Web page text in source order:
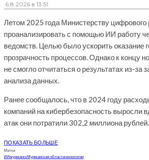
·6.8.2026 в 13:51
Летом 2025 года Министерству цифрового
проанализировать с помощью ИИ работу
ведомств. Целью было ускорить оказание
прозрачность процессов. Однако к концу
не смогло отчитаться о результатах из-за
анализа данных.
Ранее сообщалось, что в 2024 году
компаний на кибербезопасность выросли
атак они потратили 302,2 миллиона рублей.
ПОКАЗАТЬ БОЛЬШЕ
Метки
ИИмурманскМурманская областьтехнологии